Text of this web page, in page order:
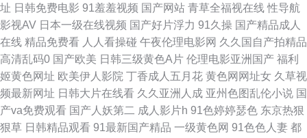
91美女被操 男人手机ab天堂 91九色porn蝌科 黄色壹号 夜夜成人导航福利
超碰在线612 大香蕉99va 亚洲精品色悠悠 91视频福利版 日韩新网片 成人女
优在线 老女18p 激情零色网 岛国AV网址 AV高清午夜福利影院 五月亭亭激情
网 一区一区三91 探花剧情肏屄电影 91丝足 色伦五月天 人妻精品久久 九九
址 日韩免费电影 91羞羞视频 国产网站 青草全福视在线 性导航
影视AV 日本一级在线视频 国产好片浮力 91久操 国产精品成人
在线 精品免费看 人人看操碰 午夜伦理电影网 久久国自产拍精品
高清乱码0 国产欧美 日韩三级黄色A片 伦理电影亚洲国产 福利
姬黄色网址 欧美伊人影院 丁香成人五月花 黄色网网址女 久草视
频最新网址 日韩大片在线看 久久亚洲人成 亚州色图乱伦小说 国
产va免费观看 国产人妖第二 成人影片h 91色婷婷瑟色 东京热狠
狠草 日韩精品观看 91最新国产精品 一级黄色网 91色色人妻 都